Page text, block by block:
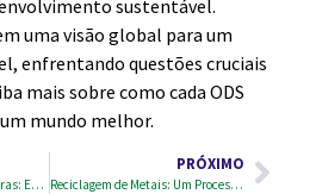
sustentável.
uma visão global para um
enfrentando questões cruciais
mais sobre como cada ODS
mundo melhor.
Guia Sustentável de Compras: Escolhas Eco-friendly para um Futuro Sustentável
PRÓXIMO
Reciclagem de Metais: Um Processo que vai Além das Latas de Alumínio